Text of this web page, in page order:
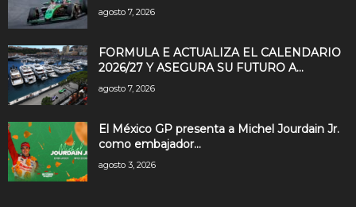
agosto 7, 2026
FORMULA E ACTUALIZA EL CALENDARIO
2026/27 Y ASEGURA SU FUTURO A...
agosto 7, 2026
El México GP presenta a Michel Jourdain Jr.
como embajador...
agosto 3, 2026